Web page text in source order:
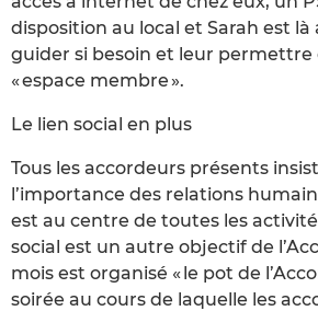
disposition au local et Sarah est là
guider si besoin et leur permettre
« espace membre ».
Le lien social en plus
Tous les accordeurs présents
l’importance des relations
est au centre de toutes les
social est un autre objectif de
mois est organisé « le pot de
soirée au cours de laquelle les